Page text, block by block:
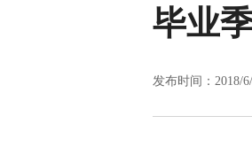
毕业
发布时间：2018/